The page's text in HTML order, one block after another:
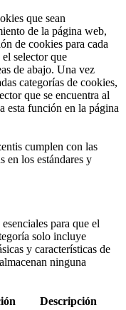
que sean
de la página web,
de cookies para cada
selector que
de abajo. Una vez
categorías de cookies,
que se encuentra al
esta función en la página
cumplen con las
en los estándares y
para que el
solo incluye
y características de
ninguna
Descripción